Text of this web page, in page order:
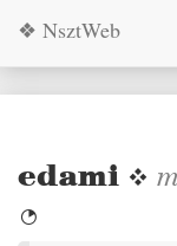
❖ NsztWeb
edami ❖
